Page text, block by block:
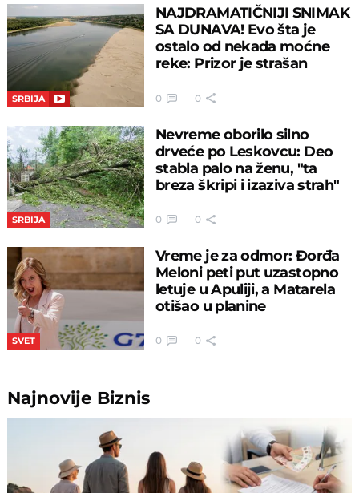
SRBIJA
NAJDRAMATIČNIJI SNIMAK
SA DUNAVA! Evo šta je
ostalo od nekada moćne
reke: Prizor je strašan
0 0
SRBIJA
Nevreme oborilo silno
drveće po Leskovcu: Deo
stabla palo na ženu, "ta
breza škripi i izaziva strah"
0 0
SVET
Vreme je za odmor: Đorđa
Meloni peti put uzastopno
letuje u Apuliji, a Matarela
otišao u planine
0 0
Najnovije Biznis